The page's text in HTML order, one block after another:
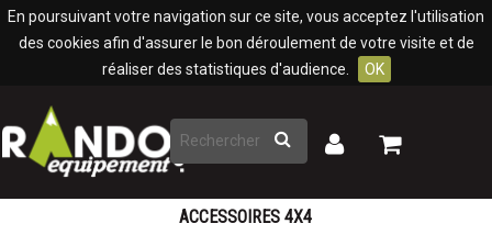
En poursuivant votre navigation sur ce site, vous acceptez l'utilisation
des cookies afin d'assurer le bon déroulement de votre visite et de
réaliser des statistiques d'audience.
OK
Rechercher
Mon
Mon
ACCESSOIRES 4X4
Panneau de gestion des cookies